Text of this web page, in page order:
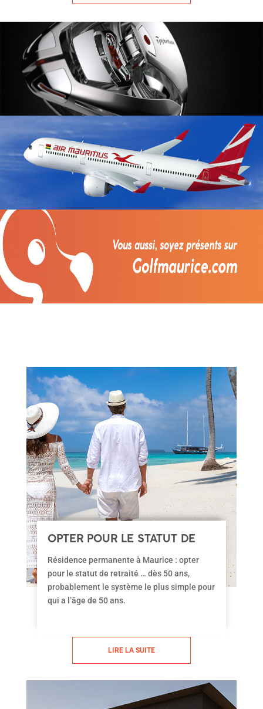
OPTER POUR LE STATUT DE
RETRAITÉ À MAURICE
Résidence permanente à Maurice : opter
pour le statut de retraité … dès 50 ans,
probablement le système le plus simple pour
qui a l’âge de 50 ans.
LIRE LA SUITE